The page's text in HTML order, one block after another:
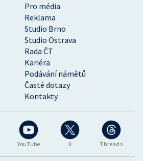
YouTube X Threads
Pro média
Reklama
Studio Brno
Studio Ostrava
Rada ČT
Kariéra
Podávání námětů
Časté dotazy
Kontakty